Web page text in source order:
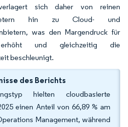
sich daher von reinen
hin zu Cloud- und
was den Margendruck für
und gleichzeitig die
beschleunigt.
des Berichts
hielten cloudbasierte
einen Anteil von 66,89 % am
Management, während